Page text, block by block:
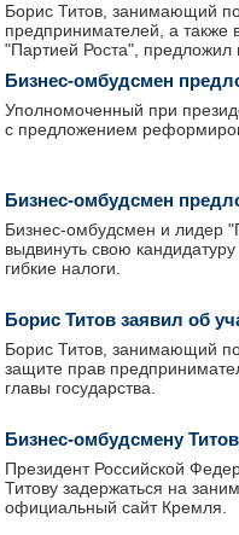
Борис Титов, занимающий
предпринимателей, а также
"Партией Роста", предложил
Бизнес-омбудсмен
Уполномоченный при
с предложением
Бизнес-омбудсмен
Бизнес-омбудсмен и лидер
выдвинуть свою
гибкие налоги.
Борис Титов заявил об
Борис Титов, занимающий
защите прав
главы государства.
Бизнес-омбудсмену
Президент Российской
Титову задержаться на
официальный сайт Кремля.